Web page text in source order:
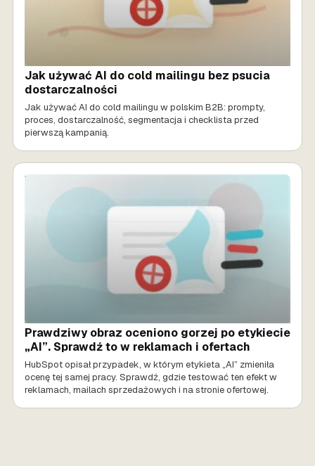
Jak używać AI do cold mailingu bez psucia
dostarczalności
Jak używać AI do cold mailingu w polskim B2B: prompty,
proces, dostarczalność, segmentacja i checklista przed
pierwszą kampanią.
MARKETING AI
Prawdziwy obraz oceniono gorzej po etykiecie
„AI”. Sprawdź to w reklamach i ofertach
HubSpot opisał przypadek, w którym etykieta „AI” zmieniła
ocenę tej samej pracy. Sprawdź, gdzie testować ten efekt w
reklamach, mailach sprzedażowych i na stronie ofertowej.